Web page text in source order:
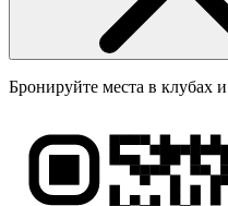
Бронируйте места в клубах